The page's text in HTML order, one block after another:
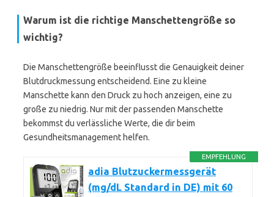
Warum ist die richtige Manschettengröße so
wichtig?
Die Manschettengröße beeinflusst die Genauigkeit deiner
Blutdruckmessung entscheidend. Eine zu kleine
Manschette kann den Druck zu hoch anzeigen, eine zu
große zu niedrig. Nur mit der passenden Manschette
bekommst du verlässliche Werte, die dir beim
Gesundheitsmanagement helfen.
EMPFEHLUNG
adia Blutzuckermessgerät
(mg/dL Standard in DE) mit 60